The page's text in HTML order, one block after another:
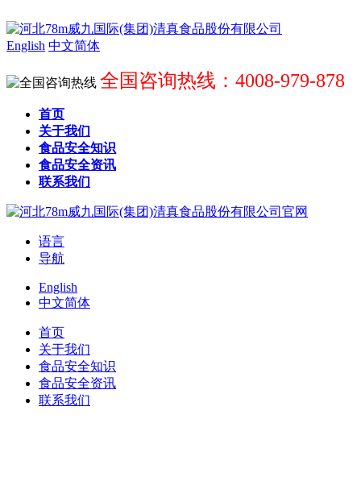
English 中文简体
全国咨询热线：4008-979-878
首页
关于我们
食品安全知识
食品安全资讯
联系我们
语言
导航
English
中文简体
首页
关于我们
食品安全知识
食品安全资讯
联系我们